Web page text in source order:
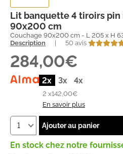
Lit banquette 4 tiroirs pin
90x200 cm
Couchage 90x200 cm - L 205 x H
Description
50 avis
284,00€
2x 3x 4x
2 x142,00€
En savoir plus
Ajouter au panier
En stock chez notre